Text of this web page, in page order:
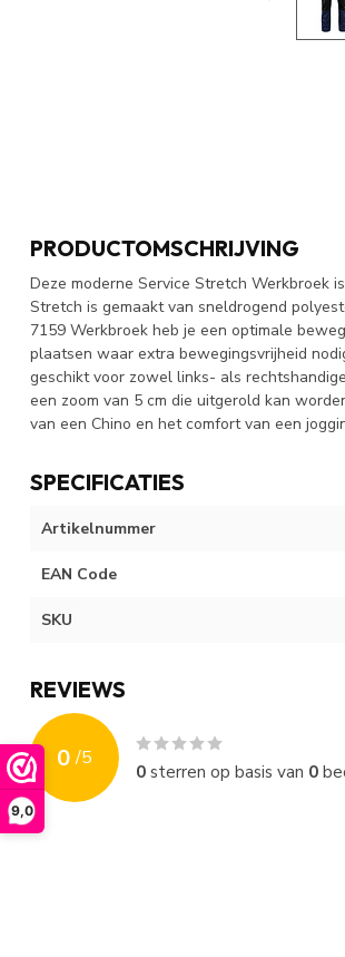
9,0
PRODUCTOMSCHRIJVING
Deze moderne Service Stretch Werkbroek
Stretch is gemaakt van sneldrogend
7159 Werkbroek heb je een optimale
plaatsen waar extra bewegingsvrijheid
geschikt voor zowel links- als
een zoom van 5 cm die uitgerold kan
van een Chino en het comfort van een
SPECIFICATIES
Artikelnummer
EAN Code
SKU
REVIEWS
0 /5
0sterren op basis van 0